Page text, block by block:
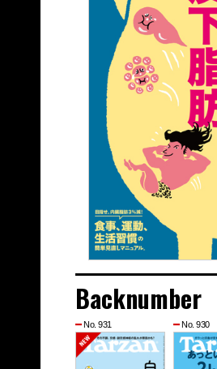
Backnumber
No. 931 No. 930